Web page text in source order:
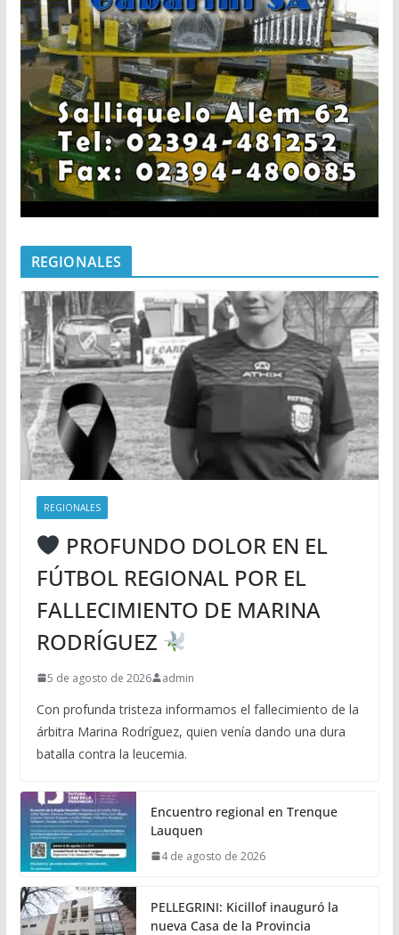
REGIONALES
REGIONALES
PROFUNDO DOLOR EN EL
FÚTBOL REGIONAL POR EL
FALLECIMIENTO DE MARINA
RODRÍGUEZ
5 de agosto de 2026 admin
Con profunda tristeza informamos el fallecimiento de la
árbitra Marina Rodríguez, quien venía dando una dura
batalla contra la leucemia.
Encuentro regional en Trenque
Lauquen
4 de agosto de 2026
PELLEGRINI: Kicillof inauguró la
nueva Casa de la Provincia